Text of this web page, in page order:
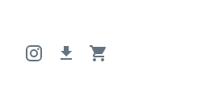
明るい ハッピー